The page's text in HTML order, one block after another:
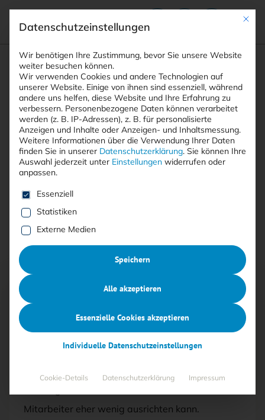
Suchfeld
Suchen
Breadcrumb-Navigation
STARTSEITE AUTOREN FRANZISKA BOEHM
Alle Beiträge von Franziska
Boehm
Mitarbeiter eher wenig ausrichten kann.
Mit
Datenschutzeinstellungen
Wir benötigen Ihre Zustimmung, bevor Sie unsere Website
weiter besuchen können.
Wir verwenden Cookies und andere Technologien auf
unserer Website. Einige von ihnen sind essenziell, während
andere uns helfen, diese Website und Ihre Erfahrung zu
verbessern. Personenbezogene Daten können verarbeitet
werden (z. B. IP-Adressen), z. B. für personalisierte
Anzeigen und Inhalte oder Anzeigen- und Inhaltsmessung.
Weitere Informationen über die Verwendung Ihrer Daten
finden Sie in unserer Datenschutzerklärung. Sie können Ihre
Auswahl jederzeit unter Einstellungen widerrufen oder
anpassen.
Es folgt eine Liste der Service-Gruppen, für die eine
Essenziell
Statistiken
Externe Medien
Speichern
Alle akzeptieren
Essenzielle Cookies akzeptieren
Individuelle Datenschutzeinstellungen
Cookie-Details Datenschutzerklärung Impressum